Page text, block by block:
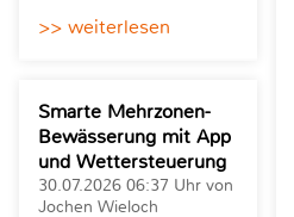
>> weiterlesen
Smarte Mehrzonen-
Bewässerung mit App
und Wettersteuerung
30.07.2026 06:37 Uhr von
Jochen Wieloch